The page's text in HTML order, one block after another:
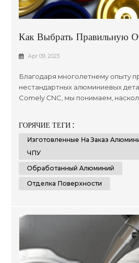
Как Выбрать Правильную
Поверхности Для
Apr 09, 2023
Благодаря многолетнему опыту
нестандартных алюминиевых
Comely CNC, мы понимаем,
общих стандартах презентации.
клиентов, которые ищут широкий
оптимизированных результатов,
ГОРЯЧИЕ ТЕГИ :
Изготовленные На Заказ
ЧПУ
Обработанный Алюминий
Отделка Поверхности